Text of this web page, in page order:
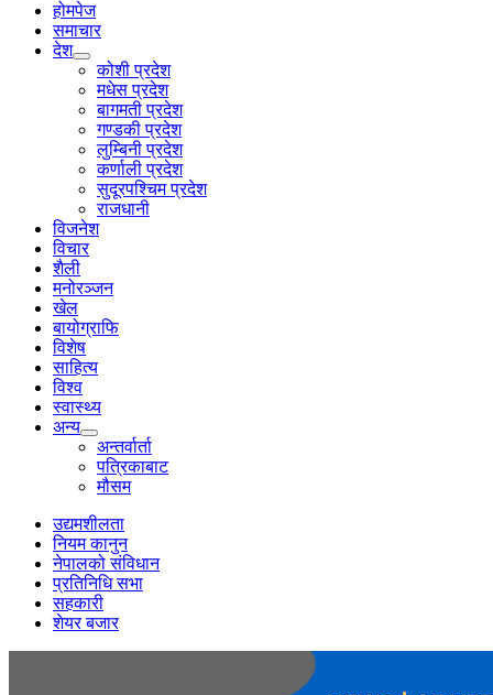
होमपेज
समाचार
देश
कोशी प्रदेश
मधेस प्रदेश
बागमती प्रदेश
गण्डकी प्रदेश
लुम्बिनी प्रदेश
कर्णाली प्रदेश
सुदूरपश्चिम प्रदेश
राजधानी
विजनेश
विचार
शैली
मनोरञ्जन
खेल
बायोग्राफि
विशेष
साहित्य
विश्व
स्वास्थ्य
अन्य
अन्तर्वार्ता
पत्रिकाबाट
मौसम
उद्यमशीलता
नियम कानुन
नेपालको संविधान
प्रतिनिधि सभा
सहकारी
शेयर बजार